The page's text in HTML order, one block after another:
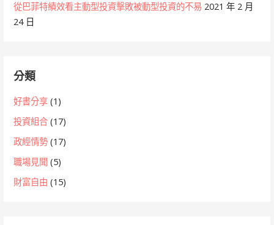
從巴菲特績效看主動型投資擊敗被動型投資的不易 2021 年 2 月
24 日
分類
好書分享 (1)
投資組合 (17)
政經情勢 (17)
職場見聞 (5)
財富自由 (15)